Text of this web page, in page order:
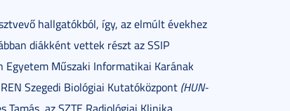
hallgatókból, így, az elmúlt évekhez
diákként vettek részt az SSIP
Egyetem Műszaki Informatikai Karának
Szegedi Biológiai Kutatóközpont (HUN-